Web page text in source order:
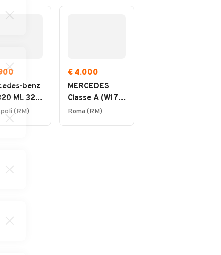
benz
ML 320
(RM)
€ 4.000
MERCEDES
Classe A (W176)
- 2010
Roma (RM)